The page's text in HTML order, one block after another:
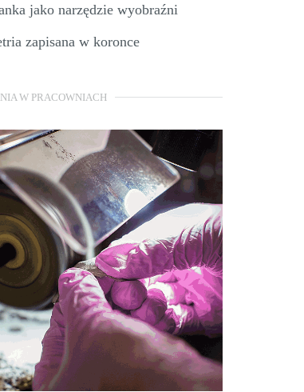
jako narzędzie wyobraźni
zapisana w koronce
W PRACOWNIACH